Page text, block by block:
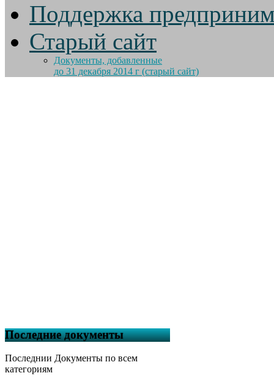
Поддержка
Старый сайт
Документы, добавленные
до 31 декабря 2014 г (старый сайт)
Последние документы
Последнии Документы по всем
категориям